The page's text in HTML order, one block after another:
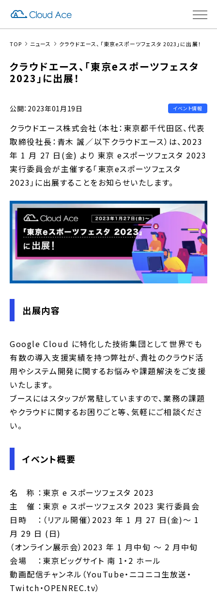
TOP ニュース クラウドエース、「東京eスポーツフェスタ 2023」に出展！
クラウドエース、「東京eスポーツフェスタ
2023」に出展！
公開：2023年01月19日 イベント情報
クラウドエース株式会社（本社：東京都千代田区、代表
取締役社長：青木 誠／以下クラウドエース）は、2023
年 1 月 27 日(金) より 東京 eスポーツフェスタ 2023
実行委員会が主催する「東京eスポーツフェスタ
2023」に出展することをお知らせいたします。
出展内容
Google Cloud に特化した技術集団として世界でも
有数の導入支援実績を持つ弊社が、貴社のクラウド活
用やシステム開発に関するお悩みや課題解決をご支援
いたします。
ブースにはスタッフが常駐していますので、業務の課題
やクラウドに関するお困りごと等、気軽にご相談くださ
い。
イベント概要
名 称 ：東京 e スポーツフェスタ 2023
主 催 ：東京 e スポーツフェスタ 2023 実行委員会
日時 ：（リアル開催）2023 年 1 月 27 日(金)〜 1
月 29 日 (日)
（オンライン展示会）2023 年 1 月中旬 ～ 2 月中旬
会場 ：東京ビッグサイト 南 1・2 ホール
動画配信チャンネル（YouTube・ニコニコ生放送・
Twitch・OPENREC.tv）